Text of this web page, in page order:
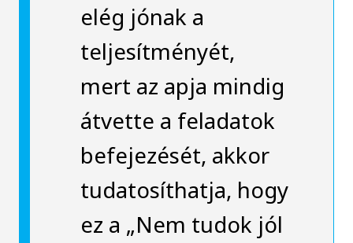
elég jónak a
teljesítményét,
mert az apja mindig
átvette a feladatok
befejezését, akkor
tudatosíthatja, hogy
ez a „Nem tudok jól